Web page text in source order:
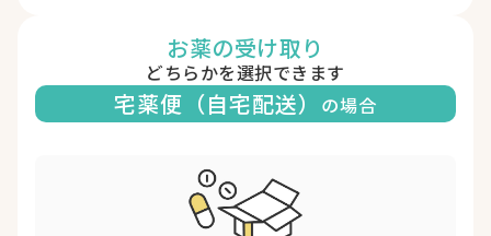
お薬の受け取り
どちらかを選択できます
宅薬便（自宅配送） の場合